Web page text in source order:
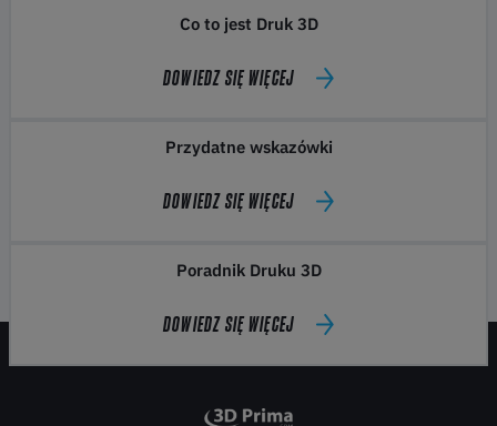
Co to jest Druk 3D
DOWIEDZ SIĘ WIĘCEJ
Przydatne wskazówki
DOWIEDZ SIĘ WIĘCEJ
Poradnik Druku 3D
DOWIEDZ SIĘ WIĘCEJ